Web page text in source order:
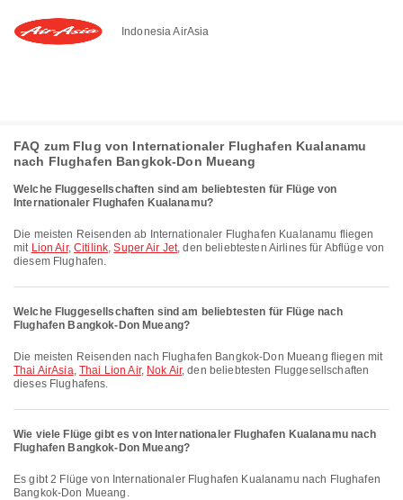
Indonesia AirAsia
FAQ zum Flug von Internationaler Flughafen Kualanamu
nach Flughafen Bangkok-Don Mueang
Welche Fluggesellschaften sind am beliebtesten für Flüge von
Internationaler Flughafen Kualanamu?
Die meisten Reisenden ab Internationaler Flughafen Kualanamu fliegen
mit Lion Air, Citilink,Super Air Jet, den beliebtesten Airlines für Abflüge von
diesem Flughafen.
Welche Fluggesellschaften sind am beliebtesten für Flüge nach
Flughafen Bangkok-Don Mueang?
Die meisten Reisenden nach Flughafen Bangkok-Don Mueang fliegen mit
Thai AirAsia, Thai Lion Air, Nok Air, den beliebtesten Fluggesellschaften
dieses Flughafens.
Wie viele Flüge gibt es von Internationaler Flughafen Kualanamu nach
Flughafen Bangkok-Don Mueang?
Es gibt 2 Flüge von Internationaler Flughafen Kualanamu nach Flughafen
Bangkok-Don Mueang.